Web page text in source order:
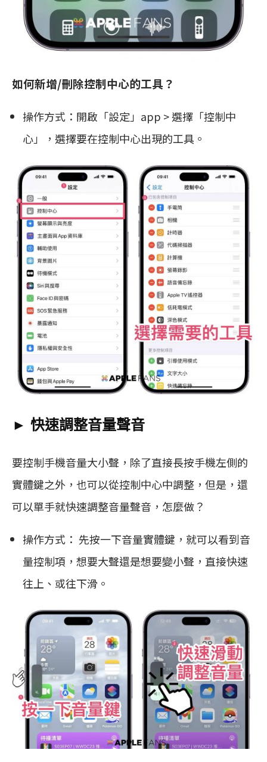
如何新增/刪除控制中心的工具？
操作方式：開啟「設定」app > 選擇「控制中
心」，選擇要在控制中心出現的工具。
► 快速調整音量聲音
要控制手機音量大小聲，除了直接長按手機左側的
實體鍵之外，也可以從控制中心中調整，但是，還
可以單手就快速調整音量聲音，怎麼做？
操作方式： 先按一下音量實體鍵，就可以看到音
量控制項，想要大聲還是想要變小聲，直接快速
往上、或往下滑。